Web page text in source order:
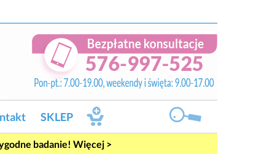
SKLEP
badanie! Więcej >